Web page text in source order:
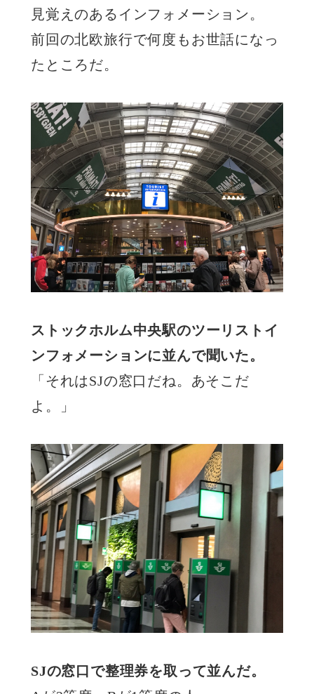
見覚えのあるインフォメーション。
前回の北欧旅行で何度もお世話になっ
たところだ。
ストックホルム中央駅のツーリストイ
ンフォメーションに並んで聞いた。
「それはSJの窓口だね。あそこだ
よ。」
SJの窓口で整理券を取って並んだ。